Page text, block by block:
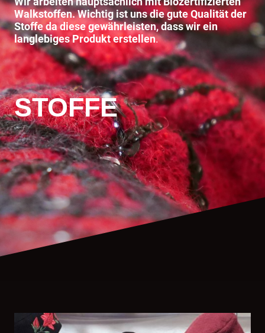
Walkstoffen. Wichtig ist uns die gute Qualität der
Stoffe da diese gewährleisten, dass wir ein
langlebiges Produkt erstellen.
STOFFE